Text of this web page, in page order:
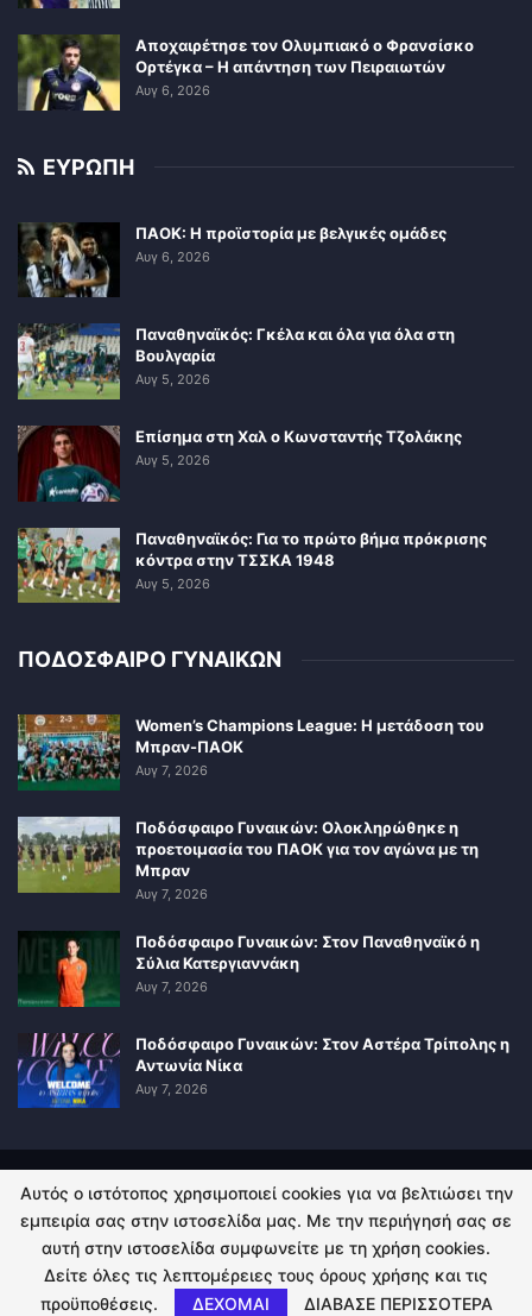
Αποχαιρέτησε τον Ολυμπιακό ο Φρανσίσκο
Ορτέγκα – Η απάντηση των Πειραιωτών
Αυγ 6, 2026
ΕΥΡΩΠΗ
ΠΑΟΚ: Η προϊστορία με βελγικές ομάδες
Αυγ 6, 2026
Παναθηναϊκός: Γκέλα και όλα για όλα στη
Βουλγαρία
Αυγ 5, 2026
Επίσημα στη Χαλ ο Κωνσταντής Τζολάκης
Αυγ 5, 2026
Παναθηναϊκός: Για το πρώτο βήμα πρόκρισης
κόντρα στην ΤΣΣΚΑ 1948
Αυγ 5, 2026
ΠΟΔΟΣΦΑΙΡΟ ΓΥΝΑΙΚΩΝ
Women’s Champions League: Η μετάδοση του
Μπραν-ΠΑΟΚ
Αυγ 7, 2026
Ποδόσφαιρο Γυναικών: Ολοκληρώθηκε η
προετοιμασία του ΠΑΟΚ για τον αγώνα με τη
Μπραν
Αυγ 7, 2026
Ποδόσφαιρο Γυναικών: Στον Παναθηναϊκό η
Σύλια Κατεργιαννάκη
Αυγ 7, 2026
Ποδόσφαιρο Γυναικών: Στον Αστέρα Τρίπολης η
Αντωνία Νίκα
Αυγ 7, 2026
ΠΟΛΙΤΙΚΗ ΑΠΟΡΡΗΤΟΥ ΕΠΙΚΟΙΝΩΝΙΑ
© 2026 - Kingsport.gr. All Rights Reserved.
Αυτός ο ιστότοπος χρησιμοποιεί cookies για να βελτιώσει την
εμπειρία σας στην ιστοσελίδα μας. Με την περιήγησή σας σε
αυτή στην ιστοσελίδα συμφωνείτε με τη χρήση cookies.
Δείτε όλες τις λεπτομέρειες τους όρους χρήσης και τις
προϋποθέσεις.
ΔΕΧΟΜΑΙ ΔΙΑΒΑΣΕ ΠΕΡΙΣΣΟΤΕΡΑ